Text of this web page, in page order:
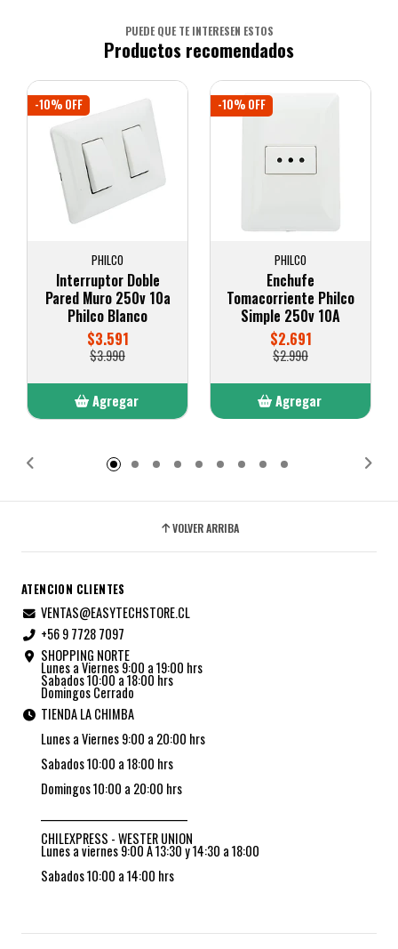
PUEDE QUE TE INTERESEN ESTOS
Productos recomendados
-10% OFF
PHILCO
Interruptor Doble
Pared Muro 250v 10a
Philco Blanco
$3.591
$3.990
Agregar
-10% OFF
PHILCO
Enchufe
Tomacorriente Philco
Simple 250v 10A
$2.691
$2.990
Agregar
VOLVER ARRIBA
ATENCION CLIENTES
VENTAS@EASYTECHSTORE.CL
+56 9 7728 7097
SHOPPING NORTE
Lunes a Viernes 9:00 a 19:00 hrs
Sabados 10:00 a 18:00 hrs
Domingos Cerrado
TIENDA LA CHIMBA
Lunes a Viernes 9:00 a 20:00 hrs
Sabados 10:00 a 18:00 hrs
Domingos 10:00 a 20:00 hrs
CHILEXPRESS - WESTER UNION
Lunes a viernes 9:00 A 13:30 y 14:30 a 18:00
Sabados 10:00 a 14:00 hrs